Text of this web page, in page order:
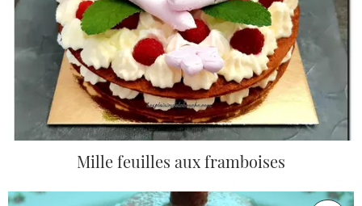
Mille feuilles aux framboises